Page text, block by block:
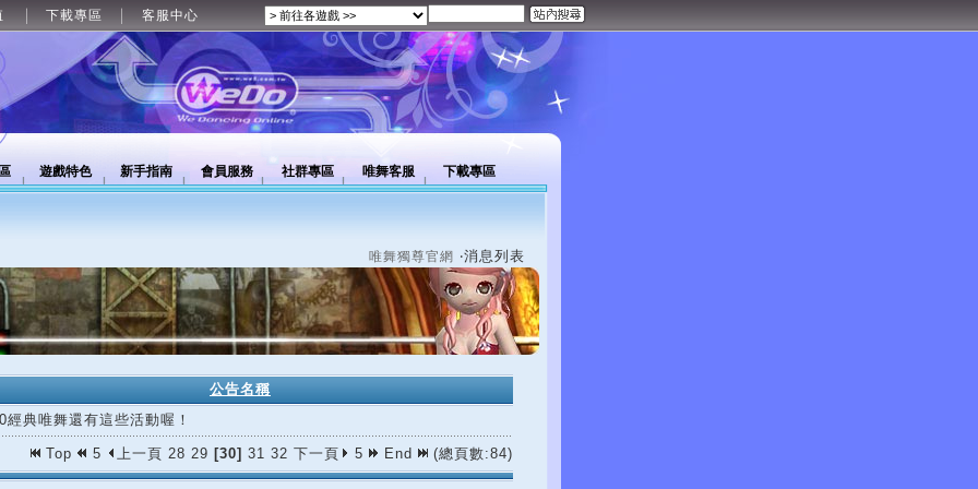
下載專區 客服中心
遊戲特色 新手指南 會員服務 社群專區 唯舞客服 下載專區
唯舞獨尊官網 ‧消息列表
公告名稱
經典唯舞還有這些活動喔！
Top 5 上一頁 28 29 [30] 31 32 下一頁 5 End (總頁數:84)